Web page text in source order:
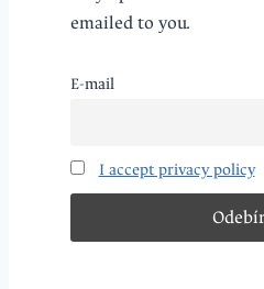
emailed to you.
E-mail
I accept privacy policy